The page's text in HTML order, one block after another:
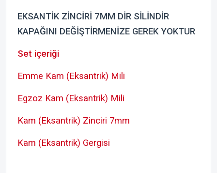
EKSANTİK ZİNCİRİ 7MM DİR SİLİNDİR
KAPAĞINI DEĞİŞTİRMENİZE GEREK YOKTUR
Set içeriği
Emme Kam (Eksantrik) Mili
Egzoz Kam (Eksantrik) Mili
Kam (Eksantrik) Zinciri 7mm
Kam (Eksantrik) Gergisi